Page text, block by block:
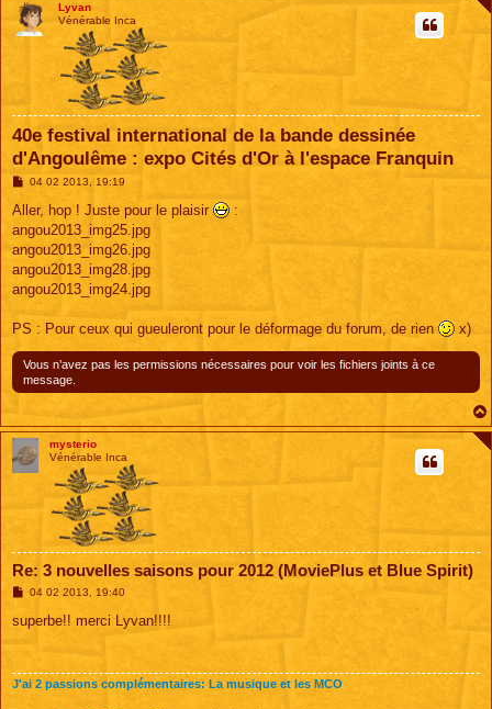
Lyvan
Vénérable Inca
40e festival international de la bande dessinée
d'Angoulême : expo Cités d'Or à l'espace Franquin
M
s
a
g
e
04 02 2013, 19:19
Aller, hop ! Juste pour le plaisir
:
angou2013_img25.jpg
angou2013_img26.jpg
angou2013_img28.jpg
angou2013_img24.jpg
PS : Pour ceux qui gueuleront pour le déformage du forum, de rien x)
Vous n’avez pas les permissions nécessaires pour voir les fichiers joints à ce
message.
mysterio
Vénérable Inca
Re: 3 nouvelles saisons pour 2012 (MoviePlus et Blue Spirit)
M
s
s
04 02 2013, 19:40
superbe!! merci Lyvan!!!!
J'ai 2 passions complémentaires: La musique et les MCO